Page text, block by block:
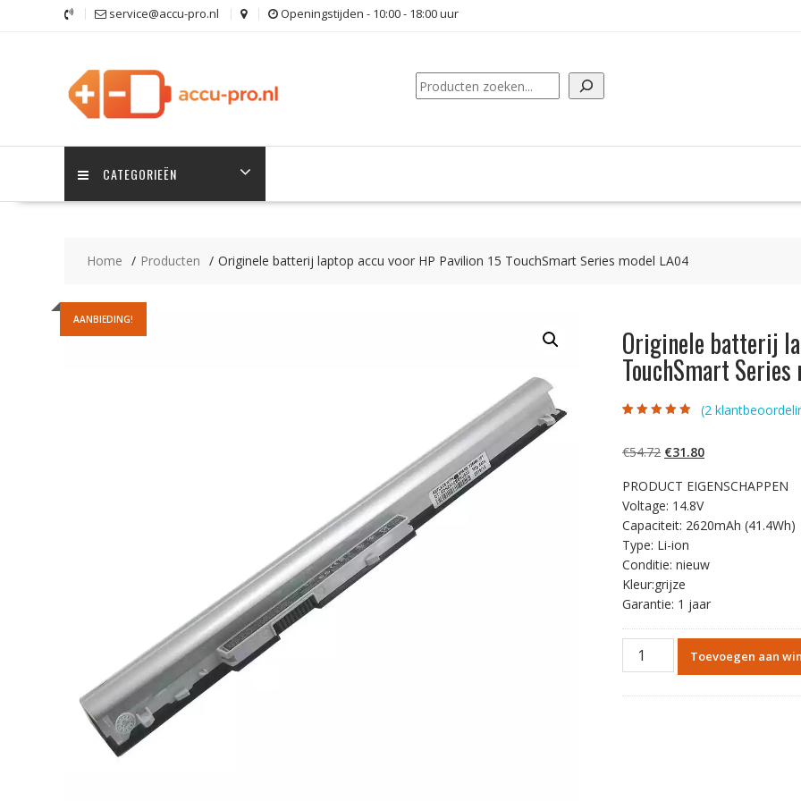
service@accu-pro.nl Openingstijden - 10:00 - 18:00 uur
Zoeken
CATEGORIEËN
Home Producten Originele batterij laptop accu voor HP Pavilion 15 TouchSmart Series model LA04
AANBIEDING!
Originele batterij
TouchSmart
gebaseerd op
klantbeoordelinge
(2
€54.72 Oorspronkelijke
was:
€54.72.
€31.80Huidige
is:
PRODUCT EIGENSCHAPPEN
Voltage: 14.8V
Capaciteit: 2620mAh (41.4Wh)
Type: Li-ion
Conditie: nieuw
Kleur:grijze
Garantie: 1 jaar
Originele
Toevoegen aan